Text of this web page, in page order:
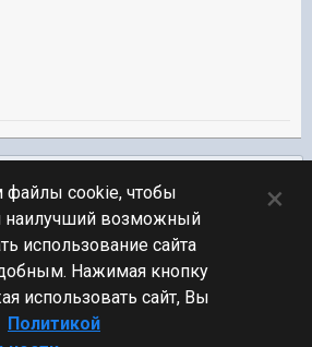
ТЕМ
Кораблей
cookie, чтобы
наилучший возможный
использование сайта
Нажимая кнопку
использовать сайт, Вы
Политикой
×